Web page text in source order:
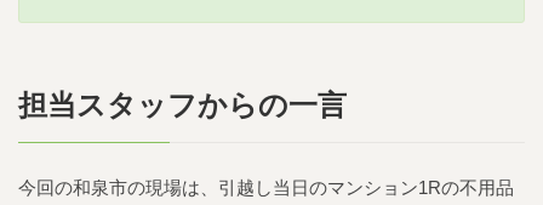
担当スタッフからの一言
今回の和泉市の現場は、引越し当日のマンション1Rの不用品